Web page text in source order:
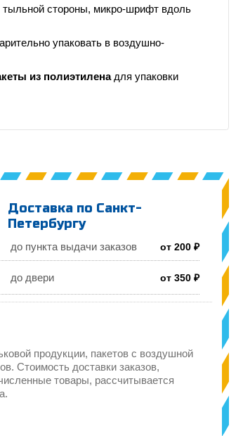
тыльной стороны, микро-шрифт вдоль
упаковать в воздушно-
из полиэтиленадля упаковки
Доставка по Санкт-
Петербургу
до пункта выдачи заказов от 200 ₽
до двери от 350 ₽
продукции, пакетов с воздушной
Стоимость доставки заказов,
товары, рассчитывается